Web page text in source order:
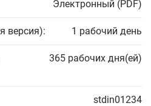
Электронный (PDF)
версия): 1 рабочий день
365 рабочих дня(ей)
stdin01234